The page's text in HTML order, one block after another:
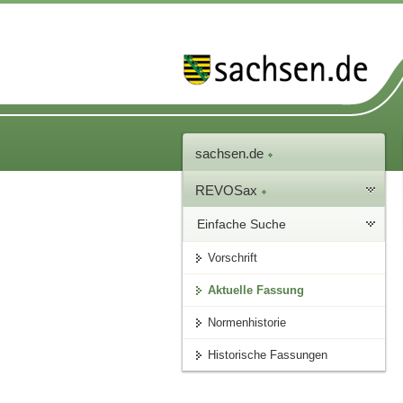
sachsen.de
REVOSax
Einfache Suche
Vorschrift
Aktuelle Fassung
Normenhistorie
Historische Fassungen